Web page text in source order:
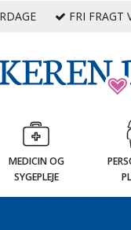
FRI FRAGT
MEDICIN OG
SYGEPLEJE